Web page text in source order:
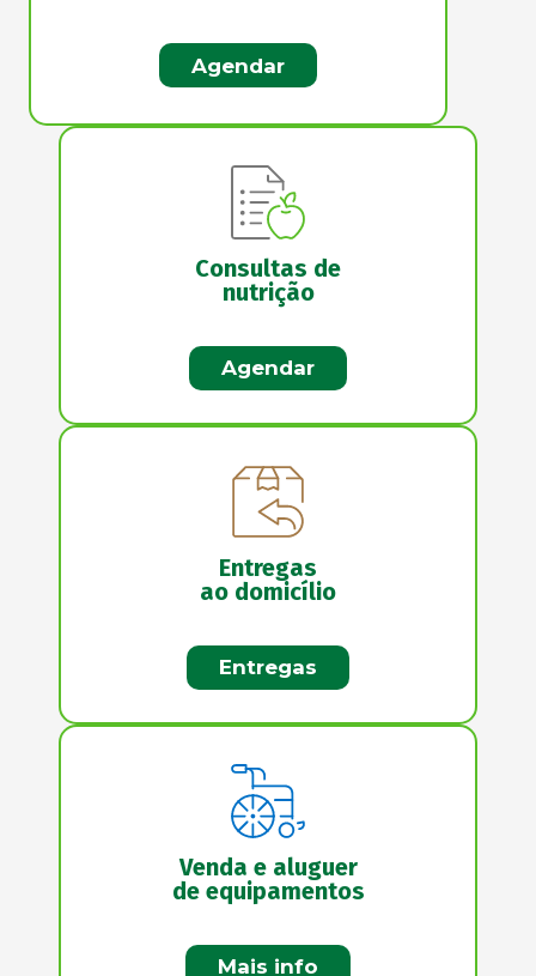
Agendar
Consultas de
nutrição
Agendar
Entregas
ao domicílio
Entregas
Venda e aluguer
de equipamentos
Mais info